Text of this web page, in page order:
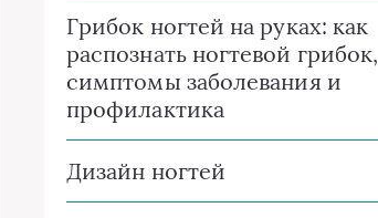
Грибок ногтей на руках: как
распознать ногтевой грибок,
симптомы заболевания и
профилактика
Дизайн ногтей